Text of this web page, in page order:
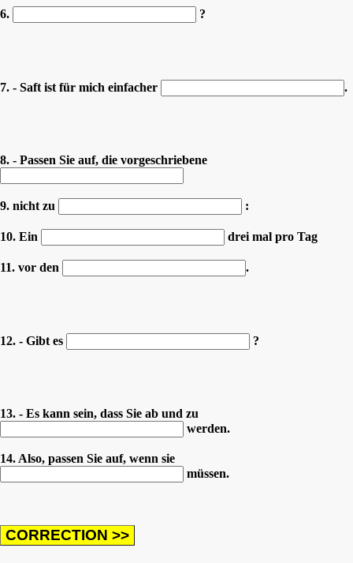
6. ?
7. - Saft ist für mich einfacher .
8. - Passen Sie auf, die vorgeschriebene
9. nicht zu :
10. Ein drei mal pro Tag
11. vor den .
12. - Gibt es ?
13. - Es kann sein, dass Sie ab und zu
werden.
14. Also, passen Sie auf, wenn sie
müssen.